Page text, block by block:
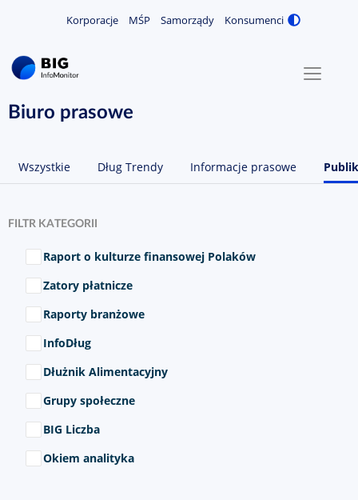
Korporacje MŚP Samorządy Konsumenci
MENU
O NAS
KONTAKT
Biuro prasowe
Wszystkie Dług Trendy Informacje prasowe
FILTR KATEGORII
Wybierz kategorie
Raport o kulturze finansowej Polaków
Zatory płatnicze
Raporty branżowe
InfoDług
Dłużnik Alimentacyjny
Grupy społeczne
BIG Liczba
Okiem analityka